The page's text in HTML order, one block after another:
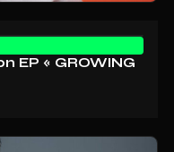
EP « GROWING